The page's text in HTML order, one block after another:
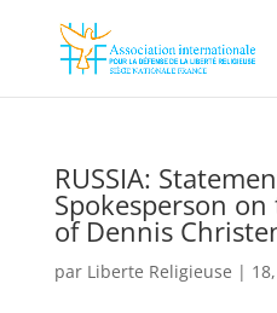
RUSSIA:
Spokesperson
of Dennis
par Liberte Religieuse |